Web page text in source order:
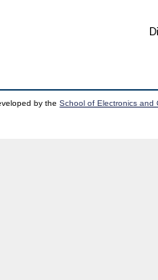
by theSchool of Electronics and